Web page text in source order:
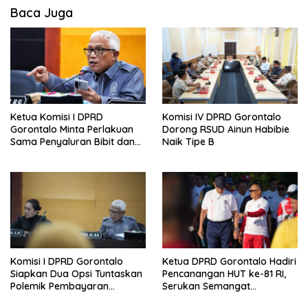
Baca Juga
Ketua Komisi I DPRD
Gorontalo Minta Perlakuan
Sama Penyaluran Bibit dan
Komisi IV DPRD Gorontalo
Dorong RSUD Ainun Habibie
Naik Tipe B
Komisi I DPRD Gorontalo
Siapkan Dua Opsi Tuntaskan
Polemik Pembayaran
Ketua DPRD Gorontalo Hadiri
Pencanangan HUT ke-81 RI,
Serukan Semangat